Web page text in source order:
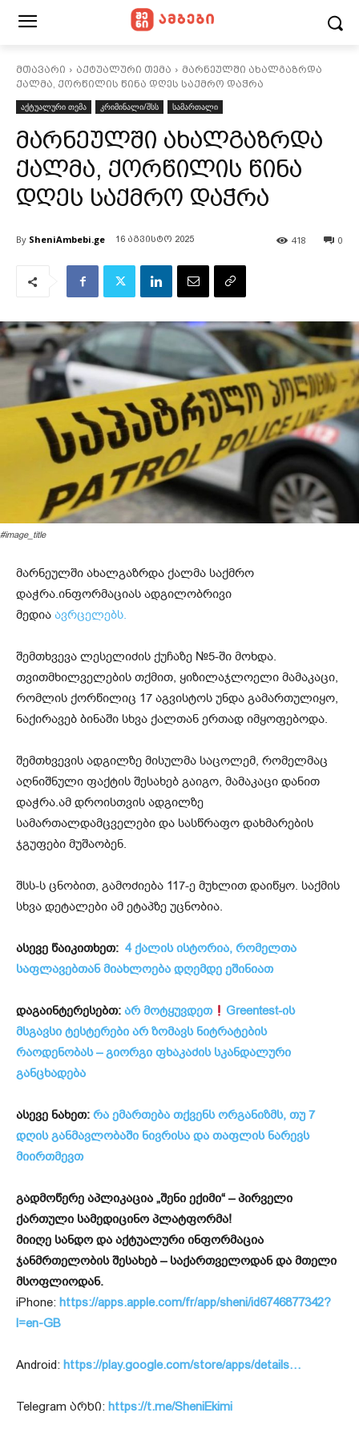
მთავარი აქტუალური თემა
მარნეულში ახალგაზრდა
ქალმა, ქორწილის წინა დღეს საქმრო დაჭრა
აქტუალური თემა
კრიმინალი/შსს სამართალი
მარნეულში ახალგაზრდა
ქალმა, ქორწილის წინა
დღეს საქმრო დაჭრა
By SheniAmbebi.ge 16 აგვისტო 2025 0
418
#image_title
მარნეულში ახალგაზრდა ქალმა საქმრო
დაჭრა.ინფორმაციას ადგილობრივი
მედია ავრცელებს.
შემთხვევა ლესელიძის ქუჩაზე №5-ში მოხდა.
თვითმხილველების თქმით, ყიზილაჯლოელი მამაკაცი,
რომლის ქორწილიც 17 აგვისტოს უნდა გამართულიყო,
ნაქირავებ ბინაში სხვა ქალთან ერთად იმყოფებოდა.
შემთხვევის ადგილზე მისულმა საცოლემ, რომელმაც
აღნიშნული ფაქტის შესახებ გაიგო, მამაკაცი დანით
დაჭრა.ამ დროისთვის ადგილზე
სამართალდამცველები და სასწრაფო დახმარების
ჯგუფები მუშაობენ.
შსს-ს ცნობით, გამოძიება 117-ე მუხლით დაიწყო. საქმის
სხვა დეტალები ამ ეტაპზე უცნობია.
ასევე წაიკითხეთ: 4 ქალის ისტორია, რომელთა
საფლავებთან მიახლოება დღემდე ეშინიათ
დაგაინტერესებთ: არ მოტყუვდეთ
Greentest-ის
მსგავსი ტესტერები არ ზომავს ნიტრატების
რაოდენობას – გიორგი ფხაკაძის სკანდალური
განცხადება
ასევე ნახეთ: რა ემართება თქვენს ორგანიზმს, თუ 7
დღის განმავლობაში ნივრისა და თაფლის ნარევს
მიირთმევთ
გადმოწერე აპლიკაცია „შენი ექიმი“ – პირველი
ქართული სამედიცინო პლატფორმა!
მიიღე სანდო და აქტუალური ინფორმაცია
ჯანმრთელობის შესახებ – საქართველოდან და მთელი
მსოფლიოდან.
iPhone: https://apps.apple.com/fr/app/sheni/id6746877342?
l=en-GB
Android: https://play.google.com/store/apps/details…
Telegram არხი: https://t.me/SheniEkimi